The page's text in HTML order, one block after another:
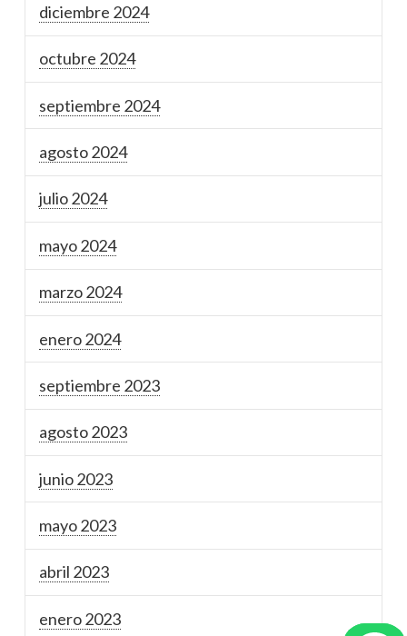
diciembre 2024
octubre 2024
septiembre 2024
agosto 2024
julio 2024
mayo 2024
marzo 2024
enero 2024
septiembre 2023
agosto 2023
junio 2023
mayo 2023
abril 2023
enero 2023